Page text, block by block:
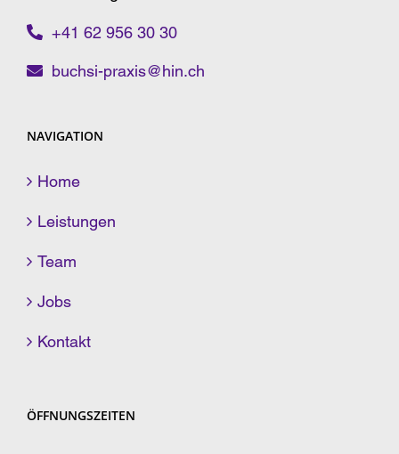
+41 62 956 30 30
buchsi-praxis@hin.ch
NAVIGATION
Home
Leistungen
Team
Jobs
Kontakt
ÖFFNUNGSZEITEN